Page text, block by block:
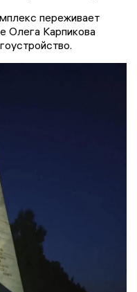
переживает
Олега Карпикова